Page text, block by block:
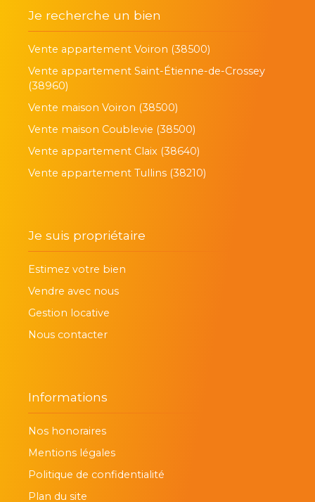
Je recherche un bien
Vente appartement Voiron (38500)
Vente appartement Saint-Étienne-de-Crossey
(38960)
Vente maison Voiron (38500)
Vente maison Coublevie (38500)
Vente appartement Claix (38640)
Vente appartement Tullins (38210)
Je suis propriétaire
Estimez votre bien
Vendre avec nous
Gestion locative
Nous contacter
Informations
Nos honoraires
Mentions légales
Politique de confidentialité
Plan du site